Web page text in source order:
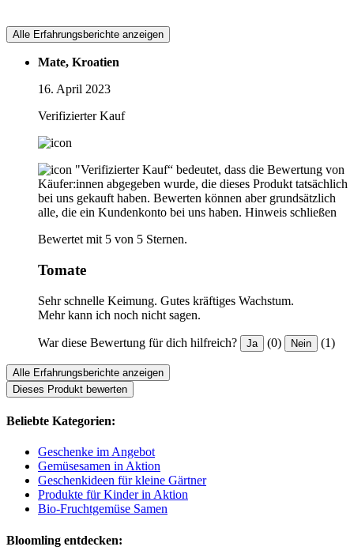
Alle Erfahrungsberichte anzeigen
Mate, Kroatien
16. April 2023
Verifizierter Kauf
"Verifizierter Kauf“ bedeutet, dass die Bewertung von
Käufer:innen abgegeben wurde, die dieses Produkt tatsächlich
bei uns gekauft haben. Bewerten können aber grundsätzlich
alle, die ein Kundenkonto bei uns haben. Hinweis schließen
Bewertet mit 5 von 5 Sternen.
Tomate
Sehr schnelle Keimung. Gutes kräftiges Wachstum.
Mehr kann ich noch nicht sagen.
War diese Bewertung für dich hilfreich? Ja (0) Nein (1)
Alle Erfahrungsberichte anzeigen
Dieses Produkt bewerten
Beliebte Kategorien:
Geschenke im Angebot
Gemüsesamen in Aktion
Geschenkideen für kleine Gärtner
Produkte für Kinder in Aktion
Bio-Fruchtgemüse Samen
Bloomling entdecken: